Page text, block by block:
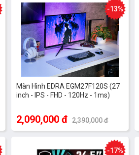
Màn Hình EDRA EGM27F120S (27
inch - IPS - FHD - 120Hz - 1ms)
2,090,000 đ 2,390,000 đ
-13%
-17%